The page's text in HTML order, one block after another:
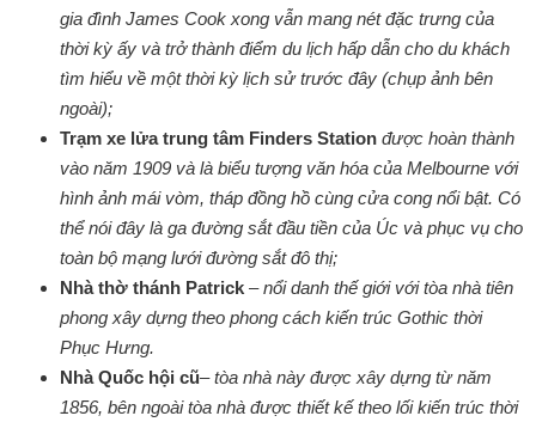
gia đình James Cook xong vẫn mang nét đặc trưng của
thời kỳ ấy và trở thành điểm du lịch hấp dẫn cho du khách
tìm hiểu về một thời kỳ lịch sử trước đây (chụp ảnh bên
ngoài);
Trạm xe lửa trung tâm Finders Station được hoàn thành
vào năm 1909 và là biểu tượng văn hóa của Melbourne với
hình ảnh mái vòm, tháp đồng hồ cùng cửa cong nổi bật. Có
thể nói đây là ga đường sắt đầu tiền của Úc và phục vụ cho
toàn bộ mạng lưới đường sắt đô thị;
Nhà thờ thánh Patrick – nổi danh thế giới với tòa nhà tiên
phong xây dựng theo phong cách kiến trúc Gothic thời
Phục Hưng.
Nhà Quốc hội cũ– tòa nhà này được xây dựng từ năm
1856, bên ngoài tòa nhà được thiết kế theo lối kiến trúc thời